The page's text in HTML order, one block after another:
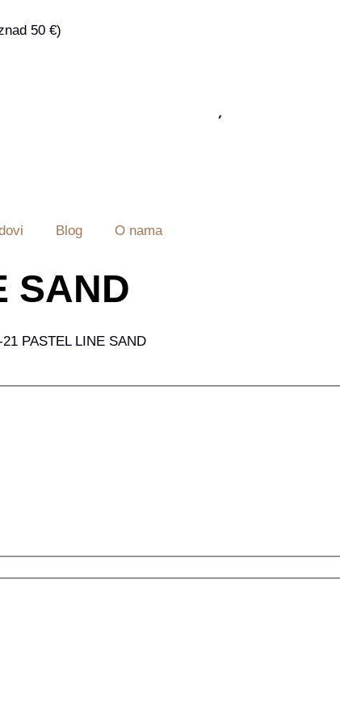
50 €)
Blog O nama
SAND
PASTEL LINE SAND